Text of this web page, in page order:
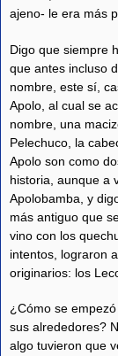
ajeno- le era más
Digo que siempre
que antes incluso
nombre, este sí,
Apolo, al cual se
nombre, una
Pelechuco, la
Apolo son como
historia, aunque a
Apolobamba, y
más antiguo que
vino con los
intentos, lograron
originarios: los
¿Cómo se
sus alrededores?
algo tuvieron que